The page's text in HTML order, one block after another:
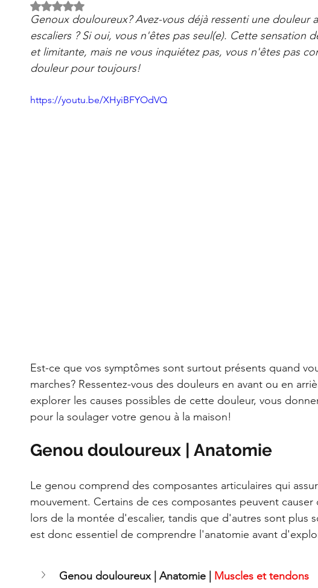
Clinique PSB à Sainte-Julie: Offres
Noté NaN étoiles sur 5.
Genoux douloureux? Avez-vous déjà ressenti une douleur
escaliers ? Si oui, vous n'êtes pas seul(e). Cette sensation
et limitante, mais ne vous inquiétez pas, vous n'êtes pas
douleur pour toujours!
https://youtu.be/XHyiBFYOdVQ
Est-ce que vos symptômes sont surtout présents quand
marches? Ressentez-vous des douleurs en avant ou en
explorer les causes possibles de cette douleur, vous
pour la soulager votre genou à la maison!
Genou douloureux | Anatomie
Le genou comprend des composantes articulaires qui
mouvement. Certains de ces composantes peuvent
lors de la montée d'escalier, tandis que d'autres sont plus
est donc essentiel de comprendre l'anatomie avant
Genou douloureux | Anatomie | Muscles et tendons